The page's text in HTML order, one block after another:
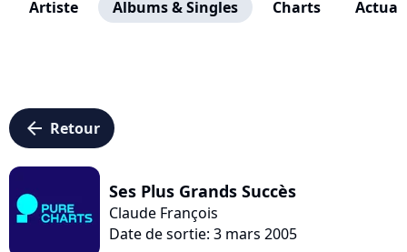
Artiste Albums & Singles Charts
arrow_left Retour
Ses Plus Grands Succès
Claude François
Date de sortie: 3 mars 2005